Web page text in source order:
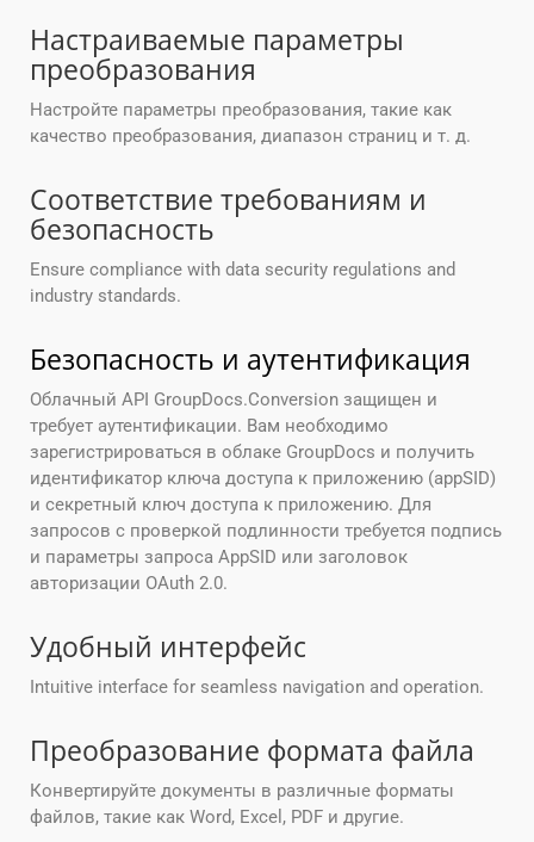
Настраиваемые параметры
преобразования
Настройте параметры преобразования, такие как
качество преобразования, диапазон страниц и т. д.
Соответствие требованиям и
безопасность
Ensure compliance with data security regulations and
industry standards.
Безопасность и аутентификация
Облачный API GroupDocs.Conversion защищен и
требует аутентификации. Вам необходимо
зарегистрироваться в облаке GroupDocs и получить
идентификатор ключа доступа к приложению (appSID)
и секретный ключ доступа к приложению. Для
запросов с проверкой подлинности требуется подпись
и параметры запроса AppSID или заголовок
авторизации OAuth 2.0.
Удобный интерфейс
Intuitive interface for seamless navigation and operation.
Преобразование формата файла
Конвертируйте документы в различные форматы
файлов, такие как Word, Excel, PDF и другие.